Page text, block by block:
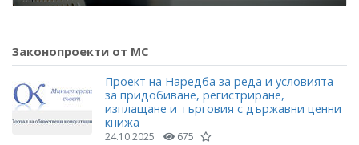
Законопроекти от МС
Проект на Наредба за реда и условията
за придобиване, регистриране,
изплащане и търговия с държавни ценни
книжа
24.10.2025 675